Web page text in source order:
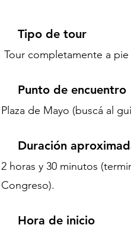
Tipo de tour
Tour completamente a pie
Punto de encuentro
Plaza de Mayo (buscá al
Duración
2 horas y 30 minutos
Congreso).
Hora de inicio